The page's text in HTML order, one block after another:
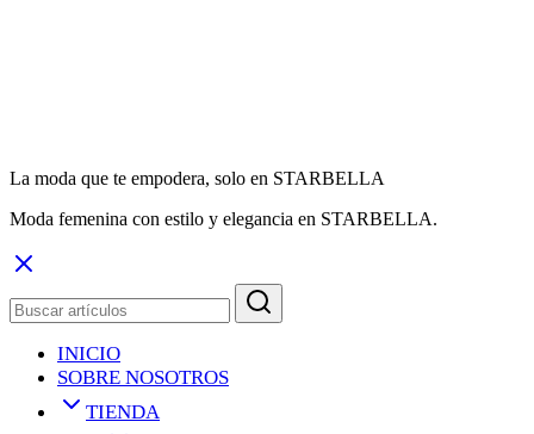
La moda que te empodera, solo en STARBELLA
Moda femenina con estilo y elegancia en STARBELLA.
INICIO
SOBRE NOSOTROS
TIENDA